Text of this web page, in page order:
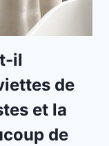
il
de
et la
de